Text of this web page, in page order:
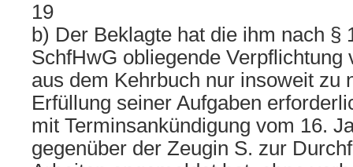
19
b) Der Beklagte hat die ihm nach §
SchfHwG obliegende Verpflichtung
aus dem Kehrbuch nur insoweit zu
Erfüllung seiner Aufgaben
mit Terminsankündigung vom 16.
gegenüber der Zeugin S. zur